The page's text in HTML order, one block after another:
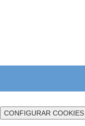
CONFIGURAR COOKIES